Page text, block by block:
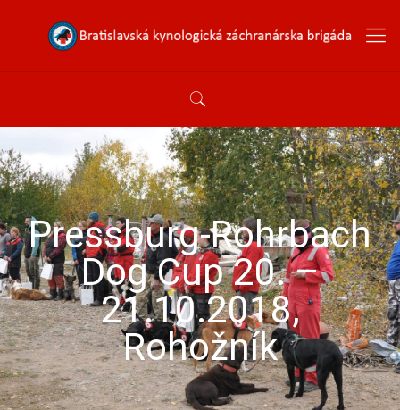
Pressburg-Rohrbach
Dog Cup 20. –
21.10.2018,
Rohožník